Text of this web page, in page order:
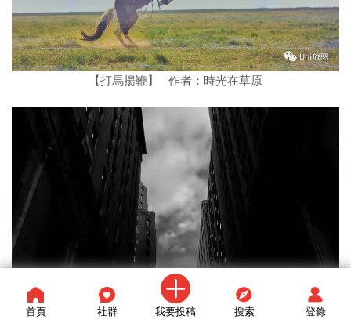
【打馬揚鞭】 作者：時光在草原
首頁 社群 我要投稿 搜索 登錄